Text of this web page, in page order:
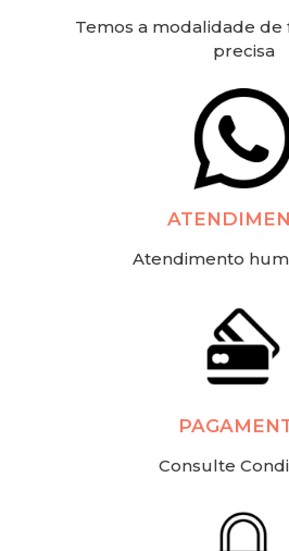
Temos a modalidade
precisa
Atendimento
Consulte